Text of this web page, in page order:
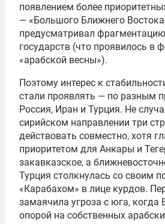
появлением более
— «Большого Ближнего
предусматривал
государств (что проявилось в
«арабской весны»).
Поэтому интерес к
стали проявлять — по разным
Россия, Иран и Турция. Не
сирийском направлении три
действовать совместно, хотя
приоритетом для Анкары и
закавказское, а
Турция столкнулась со своим
«Карабахом» в лице курдов.
замаячила угроза с юга, когда
опорой на собственных